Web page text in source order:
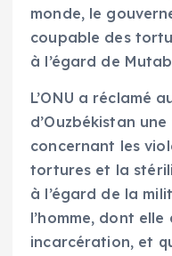
monde, le
coupable des
à l’égard de
L’ONU a réclamé
d’Ouzbékistan
concernant les
tortures et la
à l’égard de la
l’homme, dont
incarcération, et